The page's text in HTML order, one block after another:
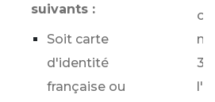
suivants :
Soit carte
d'identité
française ou
3